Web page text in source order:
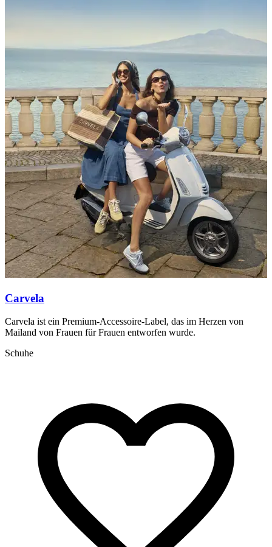
Carvela
Carvela ist ein Premium-Accessoire-Label, das im Herzen von
Mailand von Frauen für Frauen entworfen wurde.
Schuhe